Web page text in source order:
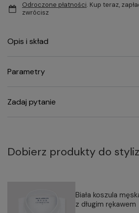
Odroczone płatności. Kup teraz,
zwrócisz
Opis i skład
Parametry
Zadaj pytanie
Dobierz produkty do
Biała koszula
z długim rękawem